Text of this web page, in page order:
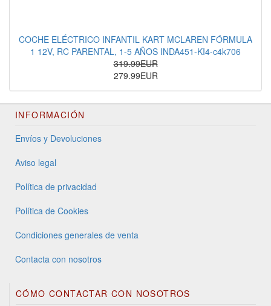
COCHE ELÉCTRICO INFANTIL KART MCLAREN FÓRMULA
1 12V, RC PARENTAL, 1-5 AÑOS INDA451-KI4-c4k706
319.99EUR
279.99EUR
INFORMACIÓN
Envíos y Devoluciones
Aviso legal
Política de privacidad
Política de Cookies
Condiciones generales de venta
Contacta con nosotros
CÓMO CONTACTAR CON NOSOTROS